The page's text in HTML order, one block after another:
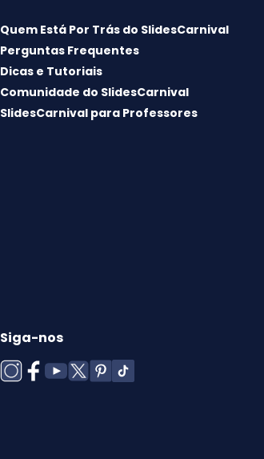
Quem Está Por Trás do SlidesCarnival
Perguntas Frequentes
Dicas e Tutoriais
Comunidade do SlidesCarnival
SlidesCarnival para Professores
Siga-nos